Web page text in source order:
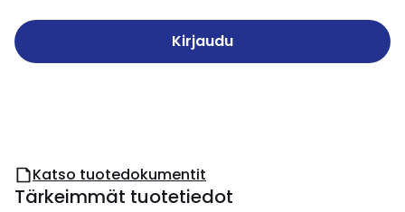
Kirjaudu
Katso tuotedokumentit
Tärkeimmät tuotetiedot